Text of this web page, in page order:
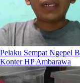
Pelaku Sempat Ngepel
Konter HP Ambarawa